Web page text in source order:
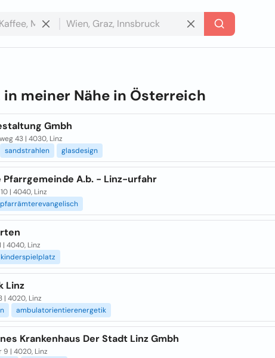
in meiner Nähe in Österreich
Gmbh
43 | 4030, Linz
sandstrahlen glasdesign
Pfarrgemeinde A.b. - Linz-urfahr
| 4040, Linz
pfarrämterevangelisch
| 4040, Linz
kinderspielplatz
Linz
| 4020, Linz
ambulatorientierenergetik
Krankenhaus Der Stadt Linz Gmbh
9 | 4020, Linz